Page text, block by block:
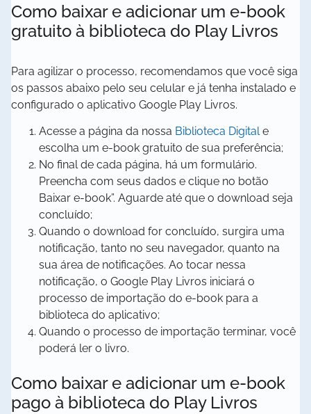
nova
aba
nova
aba
nova
aba
Como baixar e adicionar um e-book
gratuito à biblioteca do Play Livros
Para agilizar o processo, recomendamos que você siga
os passos abaixo pelo seu celular e já tenha instalado e
configurado o aplicativo Google Play Livros.
Acesse a página da nossa Biblioteca Digitale
escolha um e-book gratuito de sua preferência;
No final de cada página, há um formulário.
Preencha com seus dados e clique no botão
Baixar e-book”. Aguarde até que o download seja
concluído;
Quando o download for concluído, surgira uma
notificação, tanto no seu navegador, quanto na
sua área de notificações. Ao tocar nessa
notificação, o Google Play Livros iniciará o
processo de importação do e-book para a
biblioteca do aplicativo;
Quando o processo de importação terminar, você
poderá ler o livro.
Como baixar e adicionar um e-book
pago à biblioteca do Play Livros